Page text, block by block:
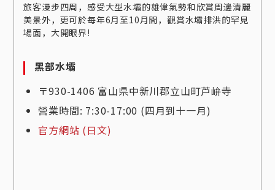
旅客漫步四周，感受大型水壩的雄偉氣勢和欣賞周邊清麗
美景外，更可於每年6月至10月間，觀賞水壩排洪的罕見
場面，大開眼界!
黑部水壩
〒930-1406 富山県中新川郡立山町芦峅寺
營業時間: 7:30-17:00 (四月到十一月)
官方網站 (日文)